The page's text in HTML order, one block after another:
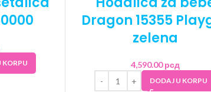
KORPU
Dragon 15355
zelena
4,590.00рсд
DODAJ U KORPU